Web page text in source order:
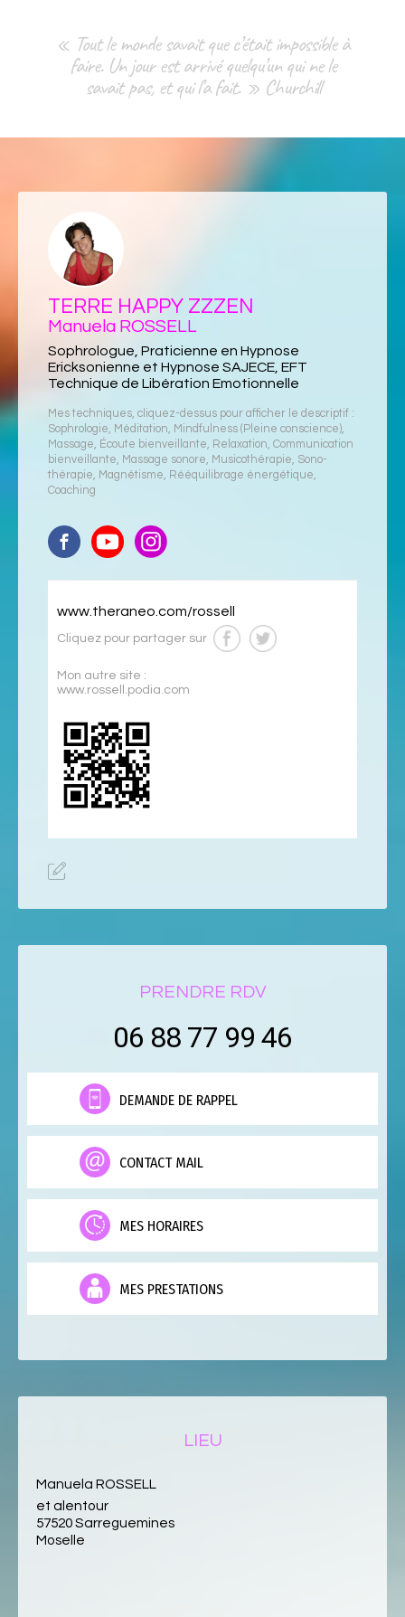
« Tout le monde savait que c’était impossible à
faire. Un jour est arrivé quelqu’un qui ne le
savait pas, et qui l’a fait. » Churchill
TERRE HAPPY ZZZEN
Manuela ROSSELL
Sophrologue, Praticienne en Hypnose
Ericksonienne et Hypnose SAJECE, EFT
Technique de Libération Emotionnelle
Mes techniques, cliquez-dessus pour afficher le descriptif :
Sophrologie, Méditation, Mindfulness (Pleine conscience),
Massage, Écoute bienveillante, Relaxation, Communication
bienveillante, Massage sonore, Musicothérapie, Sono-
thérapie, Magnétisme, Rééquilibrage énergétique,
Coaching
www.theraneo.com/rossell
Cliquez pour partager sur
Mon autre site :
www.rossell.podia.com
PRENDRE RDV
06 88 77 99 46
DEMANDE DE RAPPEL
CONTACT MAIL
MES HORAIRES
MES PRESTATIONS
LIEU
Manuela ROSSELL
et alentour
57520 Sarreguemines
Moselle